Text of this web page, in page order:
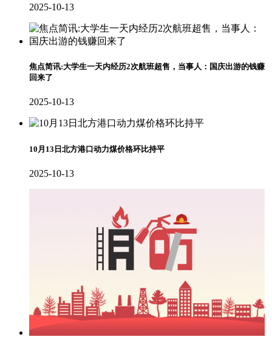
2025-10-13
焦点简讯:大学生一天内经历2次航班超售，当事人：国庆出游的钱赚
回来了
2025-10-13
10月13日北方港口动力煤价格环比持平
2025-10-13